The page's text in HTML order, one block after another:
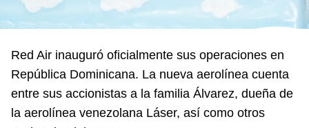
Red Air inauguró oficialmente sus operaciones en
República Dominicana. La nueva aerolínea cuenta
entre sus accionistas a la familia Álvarez, dueña de
la aerolínea venezolana Láser, así como otros